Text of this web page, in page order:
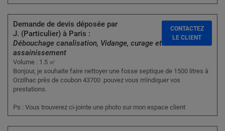
Demande de devis déposée par
J. (Particulier) à Paris :
Débouchage canalisation, Vidange, curage et
assainissement
Volume : 1.5 ㎥
Bonjour, je souhaite faire nettoyer une fosse septique de 1500 litres à
Orzilhac près de coubon 43700 .pouvez vous m'indiquer vos
prestations.
Ps : Vous trouverez ci-jointe une photo sur mon espace client
CONTACTEZ
LE CLIENT